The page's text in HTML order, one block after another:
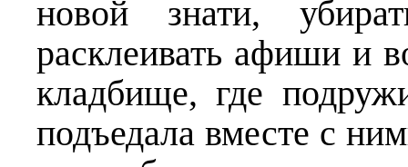
новой знати,
расклеивать афиши и
кладбище, где
подъедала вместе с